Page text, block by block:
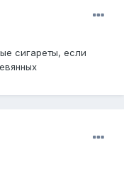
сигареты, если